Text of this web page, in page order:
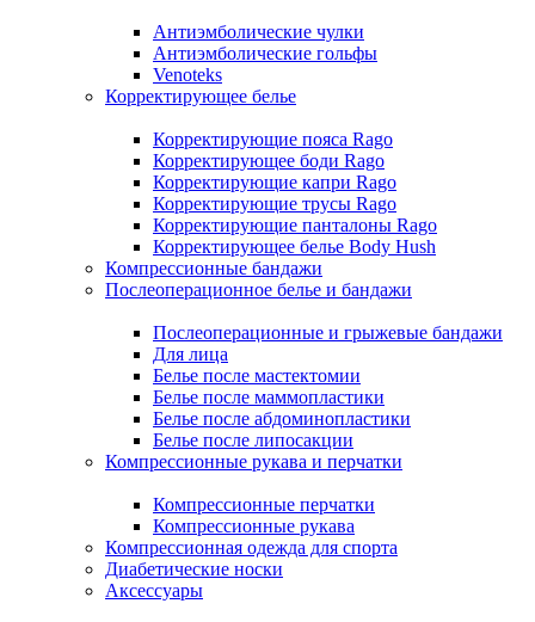
Антиэмболические чулки
Антиэмболические гольфы
Venoteks
Корректирующее белье
Корректирующие пояса Rago
Корректирующее боди Rago
Корректирующие капри Rago
Корректирующие трусы Rago
Корректирующие панталоны Rago
Корректирующее белье Body Hush
Компрессионные бандажи
Послеоперационное белье и бандажи
Послеоперационные и грыжевые бандажи
Для лица
Белье после мастектомии
Белье после маммопластики
Белье после абдоминопластики
Белье после липосакции
Компрессионные рукава и перчатки
Компрессионные перчатки
Компрессионные рукава
Компрессионная одежда для спорта
Диабетические носки
Аксессуары